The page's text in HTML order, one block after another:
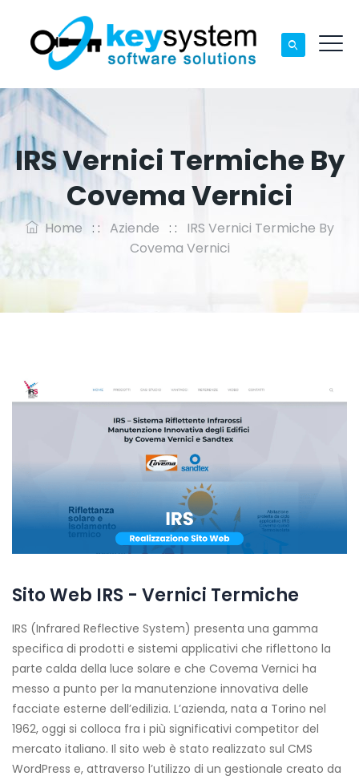
IRS Vernici Termiche By
Covema Vernici
Home : : Aziende : : IRS Vernici Termiche By
Covema Vernici
Sito Web IRS - Vernici Termiche
IRS (Infrared Reflective System) presenta una gamma
specifica di prodotti e sistemi applicativi che riflettono la
parte calda della luce solare e che Covema Vernici ha
messo a punto per la manutenzione innovativa delle
facciate esterne dell’edilizia. L’azienda, nata a Torino nel
1962, oggi si colloca fra i più significativi competitor del
mercato italiano. Il sito web è stato realizzato sul CMS
WordPress e, attraverso l’utilizzo di un gestionale creato da